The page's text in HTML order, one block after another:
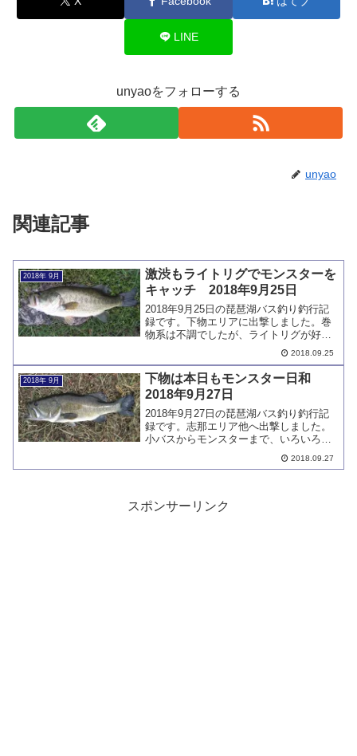
LINE
unyaoをフォローする
unyao
関連記事
2018年 9月
激渋もライトリグでモンスターを
キャッチ 2018年9月25日
2018年9月25日の琵琶湖バス釣り釣行記
録です。下物エリアに出撃しました。巻
物系は不調でしたが、ライトリグが好調
で、モンスターバスをキャッチしていま
2018.09.25
2018年 9月
下物は本日もモンスター日和
2018年9月27日
2018年9月27日の琵琶湖バス釣り釣行記
録です。志那エリア他へ出撃しました。
小バスからモンスターまで、いろいろな
サイズのバスをキャッチしています。ク
2018.09.27
スポンサーリンク